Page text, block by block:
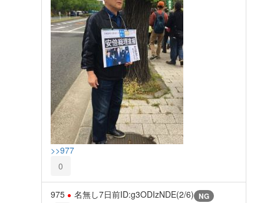
>>977
0
975 名無し7日前ID:g3ODIzNDE(2/6) NG